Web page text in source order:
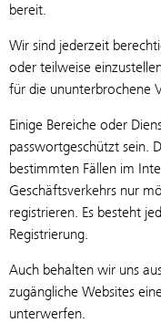
bereit.
Wir sind jederzeit
oder teilweise
für die ununterbrochene
Einige Bereiche oder
passwortgeschützt sein.
bestimmten Fällen im
Geschäftsverkehrs nur
registrieren. Es besteht
Registrierung.
Auch behalten wir uns
zugängliche Websites
unterwerfen.